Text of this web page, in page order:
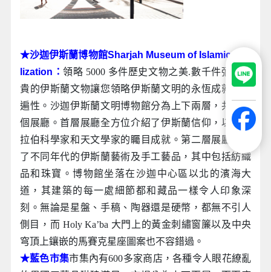
★沙迦伊斯蘭博物館Sharjah Museum of Islamic Civi
lization：領略 5000 多件歷史文物之美.數千件彌足珍
貴的伊斯蘭文物讓您領略伊斯蘭文明的永恆成就與普
遍性。沙迦伊斯蘭文明博物館分為上下兩層，共有七
個展廳。首層展廳全方位介紹了伊斯蘭信仰，以及阿
拉伯科學家和天文學家的矚目成就。第二層展廳展示
了不同年代的伊斯蘭藝術及手工藝品，其中包括紡織
品和珠寶。博物館坐落在沙迦中心區以北的濱海大
道，其建築的每一處細節都和藏品一樣令人印象深
刻。無論是星盤、手稿、陶器還是硬幣，都無不引人
側目，而 Holy Ka’ba 大門上的黃金刺繡窗簾以及中央
穹頂上鑲嵌的馬賽克星座圖案也不容錯過。
★藍色市集市集內有600多家商店，各種令人眼花繚亂